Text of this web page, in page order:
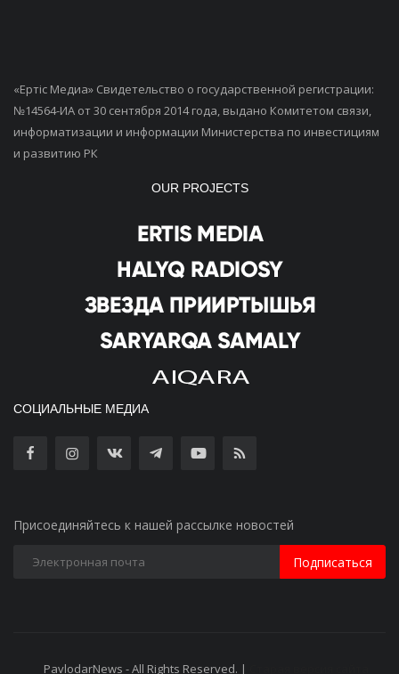
«Ертiс Медиа» Свидетельство о государственной регистрации:
№14564-ИА от 30 сентября 2014 года, выдано Комитетом связи,
информатизации и информации Министерства по инвестициям
и развитию РК
OUR PROJECTS
СОЦИАЛЬНЫЕ МЕДИА
Присоединяйтесь к нашей рассылке новостей
Подписаться
PavlodarNews - All Rights Reserved. |